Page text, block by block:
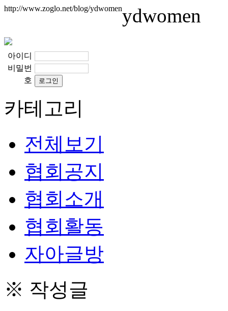
http://www.zoglo.net/blog/ydwomenydwomen
아이디
비밀번
호
카테고리
전체보기
협회공지
협회소개
협회활동
자아글방
※ 작성글